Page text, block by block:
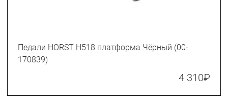
Педали HORST H518 платформа Чёрный (00-
170839)
4 310₽